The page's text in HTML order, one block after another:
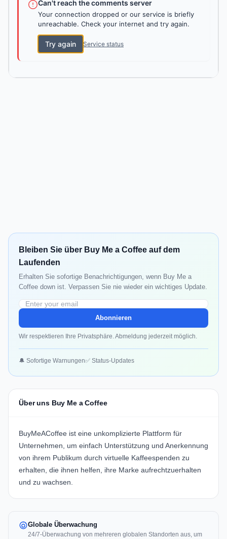
Can't reach the comments server
Your connection dropped or our service is briefly
unreachable. Check your internet and try again.
Try again Service status
Bleiben Sie über Buy Me a Coffee auf dem
Laufenden
Erhalten Sie sofortige Benachrichtigungen, wenn Buy Me a
Coffee down ist. Verpassen Sie nie wieder ein wichtiges Update.
Abonnieren
Wir respektieren Ihre Privatsphäre. Abmeldung jederzeit möglich.
🔔 Sofortige Warnungen✅ Status-Updates
Über uns Buy Me a Coffee
BuyMeACoffee ist eine unkomplizierte Plattform für
Unternehmen, um einfach Unterstützung und Anerkennung
von ihrem Publikum durch virtuelle Kaffeespenden zu
erhalten, die ihnen helfen, ihre Marke aufrechtzuerhalten
und zu wachsen.
Globale Überwachung
24/7-Überwachung von mehreren globalen Standorten aus, um